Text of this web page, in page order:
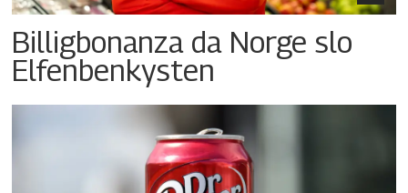
Billigbonanza da Norge slo
Elfenbenkysten